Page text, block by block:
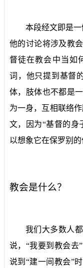
本段经文即是
他的讨论将涉及教
督徒在教会中当如
词，他只提到基督
体，肢体也不都是
为一身，互相联络
文，因为“基督的身
以想象它在保罗别的
教会是什么？
我们大多数人
说，“我要到教会去
说到“建一间教会”